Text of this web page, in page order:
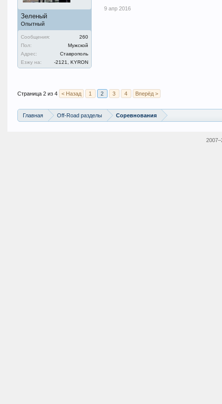
Зеленый
Опытный
Сообщения:
260
Пол:
Мужской
Адрес:
Ставрополь
Езжу на:
-2121, KYRON
9 апр 2016
Страница 2 из 4 < Назад 1 2 3 4 Вперёд >
Главная Off-Road разделы Соревнования
2007–